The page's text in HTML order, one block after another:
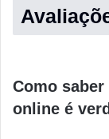
Como
online é